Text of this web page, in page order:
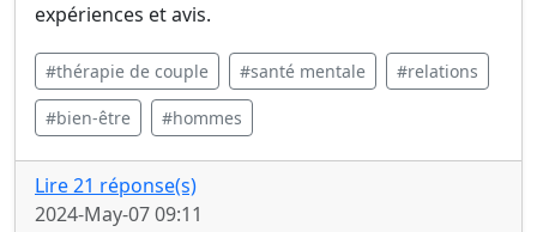
expériences et avis.
#thérapie de couple #santé mentale #relations
#bien-être #hommes
Lire 21 réponse(s)
2024-May-07 09:11